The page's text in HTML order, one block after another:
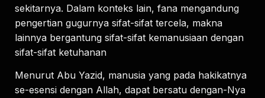
sekitarnya. Dalam konteks lain, fana mengandung
pengertian gugurnya sifat-sifat tercela, makna
lainnya bergantung sifat-sifat kemanusiaan dengan
sifat-sifat ketuhanan
Menurut Abu Yazid, manusia yang pada hakikatnya
se-esensi dengan Allah, dapat bersatu dengan-Nya